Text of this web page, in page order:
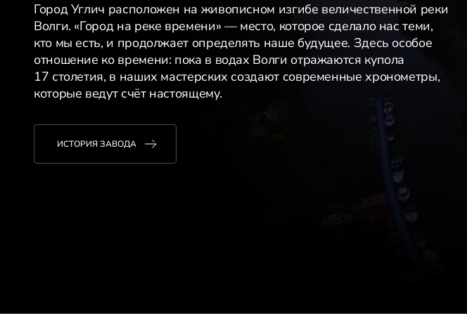
Город Углич расположен на живописном изгибе величественной реки
Волги. «Город на реке времени» — место, которое сделало нас теми,
кто мы есть, и продолжает определять наше будущее. Здесь особое
отношение ко времени: пока в водах Волги отражаются купола
17 столетия, в наших мастерских создают современные хронометры,
которые ведут счёт настоящему.
ИСТОРИЯ ЗАВОДА